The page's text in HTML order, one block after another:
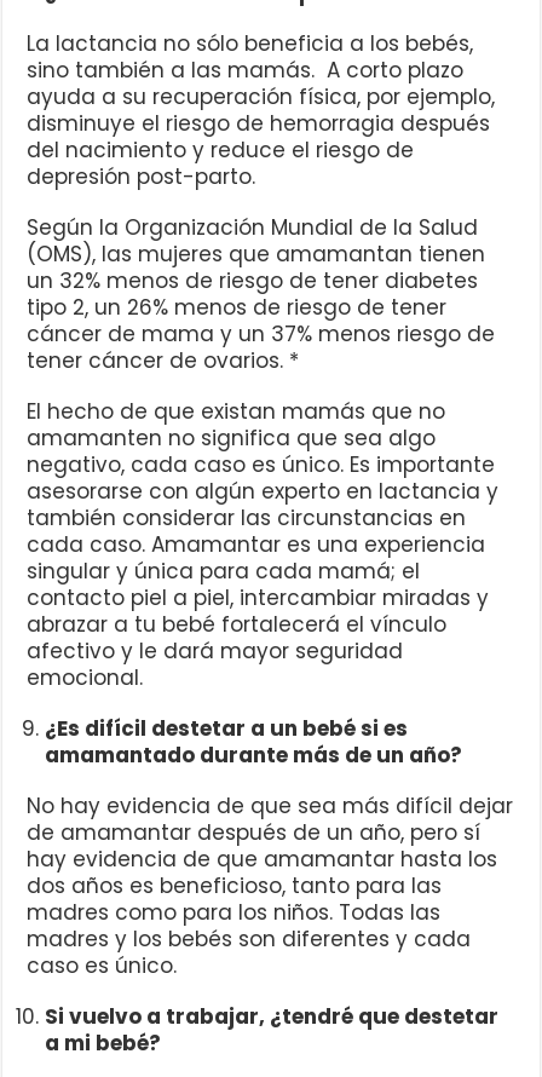
La lactancia no sólo beneficia a los bebés,
sino también a las mamás. A corto plazo
ayuda a su recuperación física, por ejemplo,
disminuye el riesgo de hemorragia después
del nacimiento y reduce el riesgo de
depresión post-parto.
Según la Organización Mundial de la Salud
(OMS), las mujeres que amamantan tienen
un 32% menos de riesgo de tener diabetes
tipo 2, un 26% menos de riesgo de tener
cáncer de mama y un 37% menos riesgo de
tener cáncer de ovarios. *
El hecho de que existan mamás que no
amamanten no significa que sea algo
negativo, cada caso es único. Es importante
asesorarse con algún experto en lactancia y
también considerar las circunstancias en
cada caso. Amamantar es una experiencia
singular y única para cada mamá; el
contacto piel a piel, intercambiar miradas y
abrazar a tu bebé fortalecerá el vínculo
afectivo y le dará mayor seguridad
emocional.
¿Es difícil destetar a un bebé si es
amamantado durante más de un año?
No hay evidencia de que sea más difícil dejar
de amamantar después de un año, pero sí
hay evidencia de que amamantar hasta los
dos años es beneficioso, tanto para las
madres como para los niños. Todas las
madres y los bebés son diferentes y cada
caso es único.
Si vuelvo a trabajar, ¿tendré que destetar
a mi bebé?